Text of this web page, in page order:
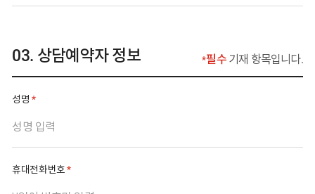
상담예약자 정보 필수기재 항목입니다.
성명 필수 입력 사항
휴대전화번호 필수 입력 사항